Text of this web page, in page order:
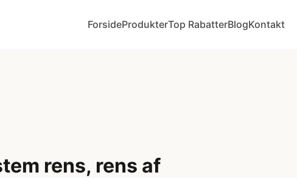
ForsideProdukterTop RabatterBlogKontakt
rens, rens af